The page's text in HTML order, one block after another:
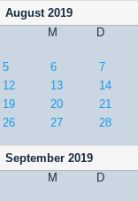
August 2019
M
D
5
6 7
12
13 14
19
20 21
26
27 28
September 2019
M
D